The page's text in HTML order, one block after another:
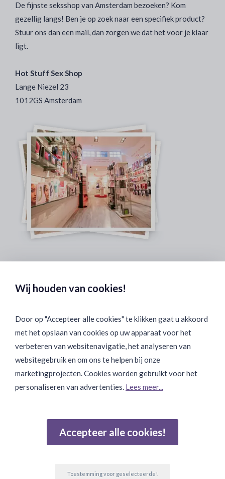
De fijnste seksshop van Amsterdam bezoeken? Kom
gezellig langs! Ben je op zoek naar een specifiek product?
Stuur ons dan een mail, dan zorgen we dat het voor je klaar
ligt.
Hot Stuff Sex Shop
Lange Niezel 23
1012GS Amsterdam
Binnen 24 uur Discreet Bezorgd:
Join Onze Community:
Wij houden van cookies!
Door op "Accepteer alle cookies" te klikken gaat u akkoord
met het opslaan van cookies op uw apparaat voor het
verbeteren van websitenavigatie, het analyseren van
websitegebruik en om ons te helpen bij onze
marketingprojecten. Cookies worden gebruikt voor het
personaliseren van advertenties. Lees meer...
Accepteer alle cookies!
Toestemming voor geselecteerde!